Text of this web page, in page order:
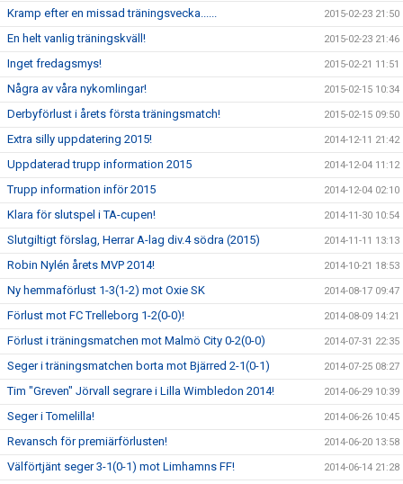
Kramp efter en missad träningsvecka...... 2015-02-23 21:50
En helt vanlig träningskväll! 2015-02-23 21:46
Inget fredagsmys! 2015-02-21 11:51
Några av våra nykomlingar! 2015-02-15 10:34
Derbyförlust i årets första träningsmatch! 2015-02-15 09:50
Extra silly uppdatering 2015! 2014-12-11 21:42
Uppdaterad trupp information 2015 2014-12-04 11:12
Trupp information inför 2015 2014-12-04 02:10
Klara för slutspel i TA-cupen! 2014-11-30 10:54
Slutgiltigt förslag, Herrar A-lag div.4 södra (2015) 2014-11-11 13:13
Robin Nylén årets MVP 2014! 2014-10-21 18:53
Ny hemmaförlust 1-3(1-2) mot Oxie SK 2014-08-17 09:47
Förlust mot FC Trelleborg 1-2(0-0)! 2014-08-09 14:21
Förlust i träningsmatchen mot Malmö City 0-2(0-0) 2014-07-31 22:35
Seger i träningsmatchen borta mot Bjärred 2-1(0-1) 2014-07-25 08:27
Tim "Greven" Jörvall segrare i Lilla Wimbledon 2014! 2014-06-29 10:39
Seger i Tomelilla! 2014-06-26 10:45
Revansch för premiärförlusten! 2014-06-20 13:58
Välförtjänt seger 3-1(0-1) mot Limhamns FF! 2014-06-14 21:28